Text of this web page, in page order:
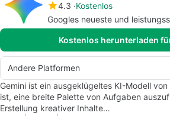
4.3 Kostenlos
Googles neueste und
Kostenlos herunterladen
Andere Platformen
Gemini ist ein ausgeklügeltes KI-Modell
ist, eine breite Palette von Aufgaben
Erstellung kreativer Inhalte…